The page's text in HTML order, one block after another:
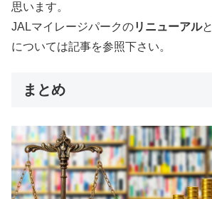
思います。
JALマイレージパークのリニューアルと
については記事を参照下さい。
まとめ